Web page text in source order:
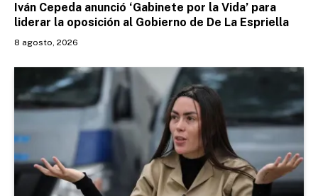
Iván Cepeda anunció ‘Gabinete por la Vida’ para
liderar la oposición al Gobierno de De La Espriella
8 agosto, 2026